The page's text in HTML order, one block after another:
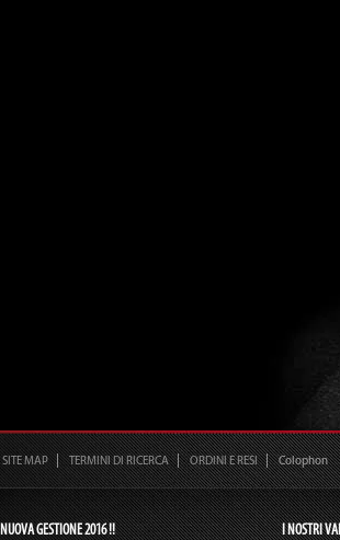
SITE MAP TERMINI DI RICERCA ORDINI E RESI Colophon
NUOVA GESTIONE 2016 !! I NOSTRI